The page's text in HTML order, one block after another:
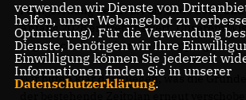
Fertigstellung des 1. BA bis Ende 2027 und
Anfang 2028 erstrebenswert. Unserem
liegen schulseitig bereits
Wir bitten klar darzulegen, was die Gründe
verwenden wir Dienste von
helfen, unser Webangebot zu
Optmierung). Für die Verwendung
Dienste, benötigen wir Ihre
Einwilligung können Sie jederzeit
Informationen finden Sie in unserer
Datenschutzerklärung.